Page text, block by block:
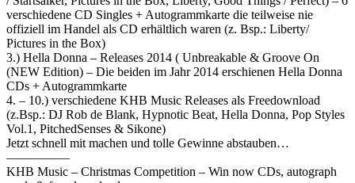
verschiedene CD Singles + Autogrammkarte die teilweise nie
offiziell im Handel als CD erhältlich waren (z. Bsp.: Liberty/
Pictures in the Box)
3.) Hella Donna – Releases 2014 ( Unbreakable & Groove On
(NEW Edition) – Die beiden im Jahr 2014 erschienen Hella Donna
CDs + Autogrammkarte
4. – 10.) verschiedene KHB Music Releases als Freedownload
(z.Bsp.: DJ Rob de Blank, Hypnotic Beat, Hella Donna, Pop Styles
Vol.1, PitchedSenses & Sikone)
Jetzt schnell mit machen und tolle Gewinne abstauben…
—————
KHB Music – Christmas Competition – Win now CDs, autograph